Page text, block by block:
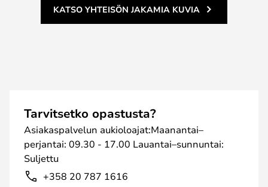
KATSO YHTEISÖN JAKAMIA KUVIA
Tarvitsetko opastusta?
Asiakaspalvelun aukioloajat:Maanantai–
perjantai: 09.30 - 17.00 Lauantai–sunnuntai:
Suljettu
+358 20 787 1616